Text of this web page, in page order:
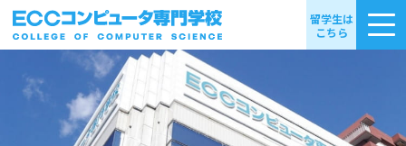
留学生は
こちら